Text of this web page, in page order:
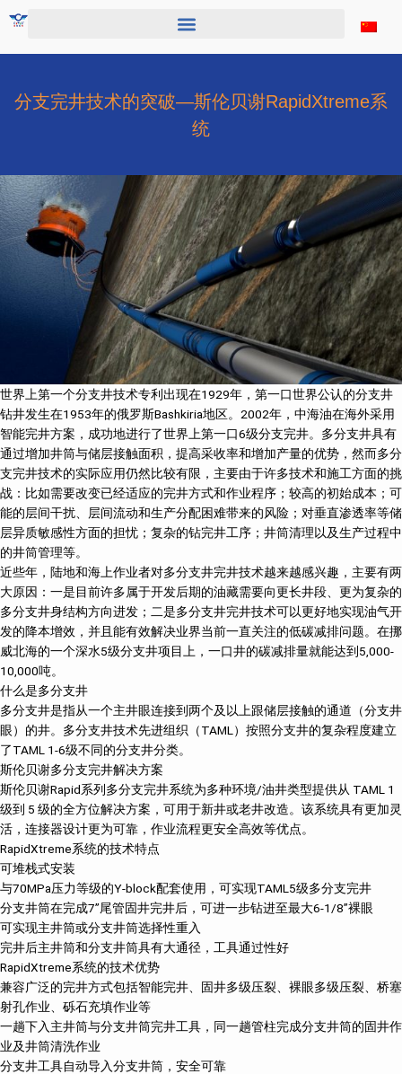
分支完井技术的突破—斯伦贝谢RapidXtreme系
统
世界上第一个分支井技术专利出现在1929年，第一口世界公认的分支井
钻井发生在1953年的俄罗斯Bashkiria地区。2002年，中海油在海外采用
智能完井方案，成功地进行了世界上第一口6级分支完井。多分支井具有
通过增加井筒与储层接触面积，提高采收率和增加产量的优势，然而多分
支完井技术的实际应用仍然比较有限，主要由于许多技术和施工方面的挑
战：比如需要改变已经适应的完井方式和作业程序；较高的初始成本；可
能的层间干扰、层间流动和生产分配困难带来的风险；对垂直渗透率等储
层异质敏感性方面的担忧；复杂的钻完井工序；井筒清理以及生产过程中
的井筒管理等。
近些年，陆地和海上作业者对多分支井完井技术越来越感兴趣，主要有两
大原因：一是目前许多属于开发后期的油藏需要向更长井段、更为复杂的
多分支井身结构方向进发；二是多分支井完井技术可以更好地实现油气开
发的降本增效，并且能有效解决业界当前一直关注的低碳减排问题。在挪
威北海的一个深水5级分支井项目上，一口井的碳减排量就能达到5,000-
10,000吨。
什么是多分支井
多分支井是指从一个主井眼连接到两个及以上跟储层接触的通道（分支井
眼）的井。多分支井技术先进组织（TAML）按照分支井的复杂程度建立
了TAML 1-6级不同的分支井分类。
斯伦贝谢多分支完井解决方案
斯伦贝谢Rapid系列多分支完井系统为多种环境/油井类型提供从 TAML 1
级到 5 级的全方位解决方案，可用于新井或老井改造。该系统具有更加灵
活，连接器设计更为可靠，作业流程更安全高效等优点。
RapidXtreme系统的技术特点
可堆栈式安装
与70MPa压力等级的Y-block配套使用，可实现TAML5级多分支完井
分支井筒在完成7”尾管固井完井后，可进一步钻进至最大6-1/8”裸眼
可实现主井筒或分支井筒选择性重入
完井后主井筒和分支井筒具有大通径，工具通过性好
RapidXtreme系统的技术优势
兼容广泛的完井方式包括智能完井、固井多级压裂、裸眼多级压裂、桥塞
射孔作业、砾石充填作业等
一趟下入主井筒与分支井筒完井工具，同一趟管柱完成分支井筒的固井作
业及井筒清洗作业
分支井工具自动导入分支井筒，安全可靠